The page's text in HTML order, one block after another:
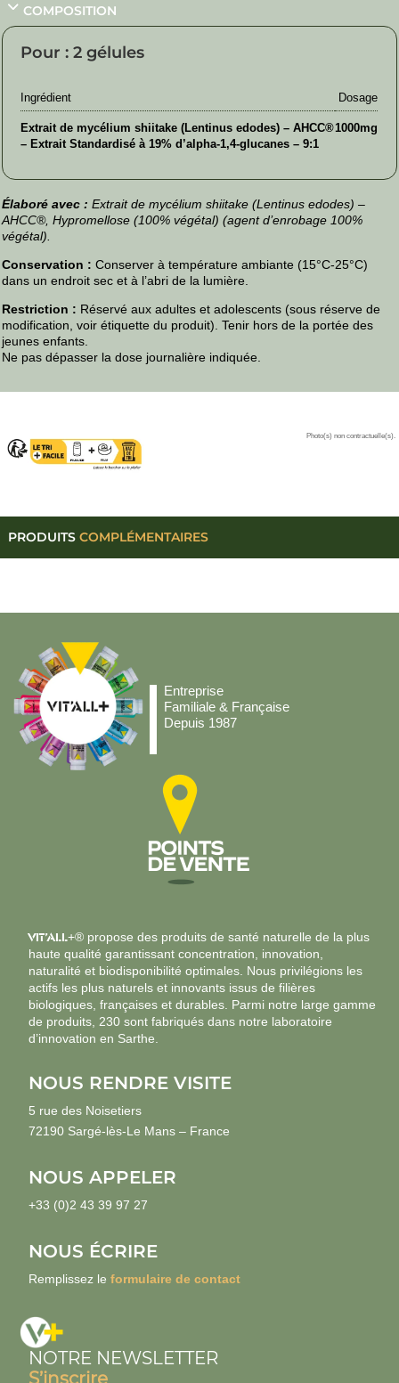
COMPOSITION
Pour : 2 gélules
Ingrédient Dosage
Extrait de mycélium shiitake (Lentinus edodes) – AHCC®
– Extrait Standardisé à 19% d’alpha-1,4-glucanes – 9:1
1000mg
Élaboré avec : Extrait de mycélium shiitake (Lentinus edodes) –
AHCC®, Hypromellose (100% végétal) (agent d’enrobage 100%
végétal).
Conservation : Conserver à température ambiante (15°C-25°C)
dans un endroit sec et à l’abri de la lumière.
Restriction : Réservé aux adultes et adolescents (sous réserve de
modification, voir étiquette du produit). Tenir hors de la portée des
jeunes enfants.
Ne pas dépasser la dose journalière indiquée.
Photo(s) non contractuelle(s).
PRODUITS COMPLÉMENTAIRES
Entreprise
Familiale & Française
Depuis 1987
VIT’ALL+® propose des produits de santé naturelle de la plus
haute qualité garantissant concentration, innovation,
naturalité et biodisponibilité optimales. Nous privilégions les
actifs les plus naturels et innovants issus de filières
biologiques, françaises et durables. Parmi notre large gamme
de produits, 230 sont fabriqués dans notre laboratoire
d’innovation en Sarthe.
NOUS RENDRE VISITE
5 rue des Noisetiers
72190 Sargé-lès-Le Mans – France
NOUS APPELER
+33 (0)2 43 39 97 27
NOUS ÉCRIRE
Remplissez leformulaire de contact
NOTRE NEWSLETTER
S’inscrire